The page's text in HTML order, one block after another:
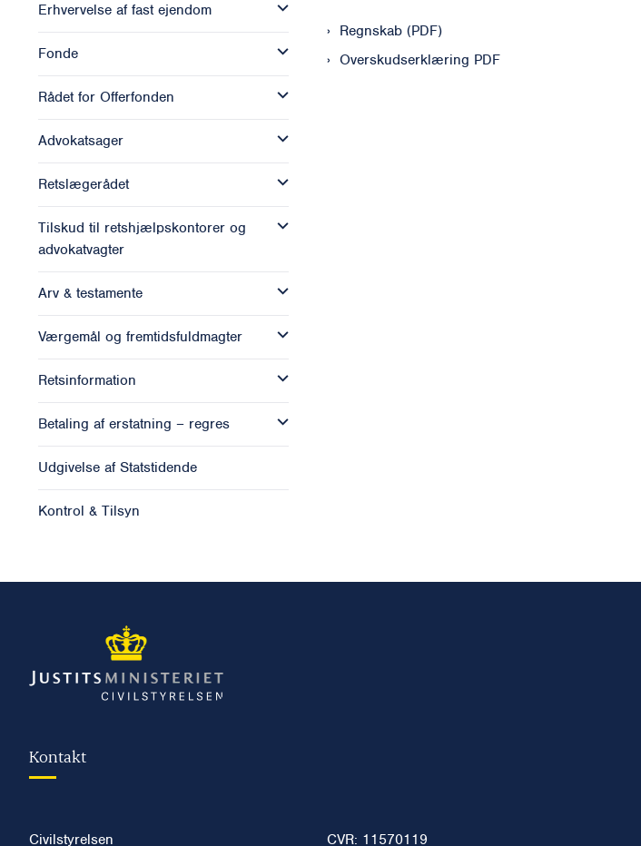
Erhvervelse af fast ejendom
Fonde
Rådet for Offerfonden
Advokatsager
Retslægerådet
Tilskud til retshjælpskontorer og
advokatvagter
Arv & testamente
Værgemål og fremtidsfuldmagter
Retsinformation
Betaling af erstatning – regres
Udgivelse af Statstidende
Kontrol & Tilsyn
Regnskab (PDF)
Overskudserklæring PDF
Kontakt
Civilstyrelsen CVR: 11570119